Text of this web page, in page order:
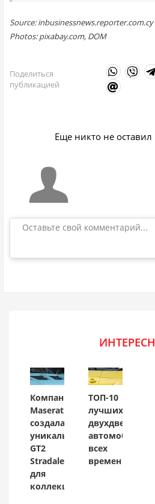
Source: inbusinessnews.reporter.com.cy
Photos: pixabay.com, DOM
Поделиться
публикацией
Еще никто не
Оставьте свой комментарий...
Компания
Maserati
создала
уникальный
GT2
Stradale
для
коллекционера
ТОП-10
лучших
двухдверных
автомобилей
всех
времен